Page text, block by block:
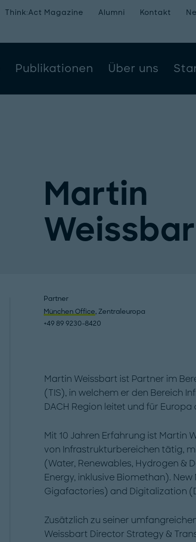
Publikationen Über uns
Think:Act Magazine Alumni Kontakt
Martin
Partner
München Office, Zentraleuropa
+49 89 9230-8420
Martin Weissbart ist Partner im
(TIS), in welchem er den Bereich
DACH Region leitet und für
Mit 10 Jahren Erfahrung ist Martin
von Infrastrukturbereichen tätig,
(Water, Renewables, Hydrogen &
Energy, inklusive Biomethan).
Gigafactories) and Digitalization
Zusätzlich zu seiner
Weissbart Director Strategy &